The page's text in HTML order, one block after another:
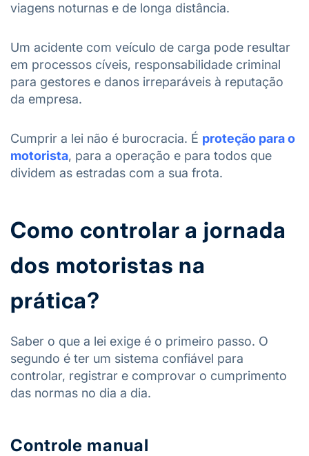
viagens noturnas e de longa distância.
Um acidente com veículo de carga pode resultar
em processos cíveis, responsabilidade criminal
para gestores e danos irreparáveis à reputação
da empresa.
Cumprir a lei não é burocracia. É proteção para o
motorista, para a operação e para todos que
dividem as estradas com a sua frota.
Como controlar a jornada
dos motoristas na
prática?
Saber o que a lei exige é o primeiro passo. O
segundo é ter um sistema confiável para
controlar, registrar e comprovar o cumprimento
das normas no dia a dia.
Controle manual